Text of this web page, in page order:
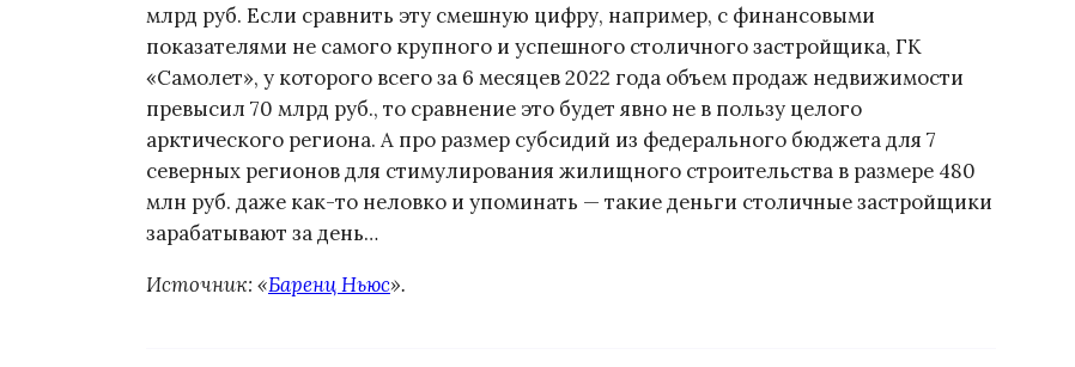
млрд руб. Если сравнить эту смешную цифру, например, с финансовыми
показателями не самого крупного и успешного столичного застройщика, ГК
«Самолет», у которого всего за 6 месяцев 2022 года объем продаж недвижимости
превысил 70 млрд руб., то сравнение это будет явно не в пользу целого
арктического региона. А про размер субсидий из федерального бюджета для 7
северных регионов для стимулирования жилищного строительства в размере 480
млн руб. даже как-то неловко и упоминать — такие деньги столичные застройщики
зарабатывают за день…
Источник: «Баренц Ньюс».